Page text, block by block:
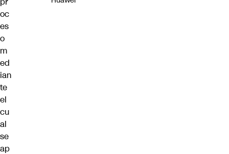
oc
es
o
m
ed
ian
te
el
cu
al
se
ap